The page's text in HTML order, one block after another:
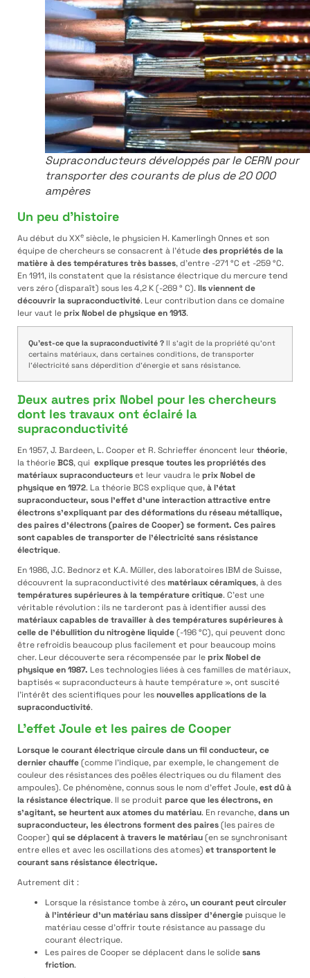
Supraconducteurs développés par le CERN pour
transporter des courants de plus de 20 000
ampères
Un peu d’histoire
Au début du XXe siècle, le physicien H. Kamerlingh Onnes et son
équipe de chercheurs se consacrent à l’étudedes propriétés de la
matière à des températures très basses, d’entre -271 °C et -259 °C.
En 1911, ils constatent que la résistance électrique du mercure tend
vers zéro (disparaît) sous les 4,2 K (-269 ° C).Ils viennent de
découvrir la supraconductivité. Leur contribution dans ce domaine
leur vaut leprix Nobel de physique en 1913.
Qu’est-ce que la supraconductivité ? Il s’agit de la propriété qu’ont
certains matériaux, dans certaines conditions, de transporter
l’électricité sans déperdition d’énergie et sans résistance.
Deux autres prix Nobel pour les chercheurs
dont les travaux ont éclairé la
supraconductivité
En 1957, J. Bardeen, L. Cooper et R. Schrieffer énoncent leur théorie,
la théorieBCS, qui explique presque toutes les propriétés des
matériaux supraconducteurset leur vaudra leprix Nobel de
physique en 1972. La théorie BCS explique que,à l’état
supraconducteur, sous l’effet d’une interaction attractive entre
électrons s’expliquant par des déformations du réseau métallique,
des paires d’électrons (paires de Cooper) se forment. Ces paires
sont capables de transporter de l’électricité sans résistance
électrique.
En 1986, J.C. Bednorz et K.A. Müller, des laboratoires IBM de Suisse,
découvrent la supraconductivité desmatériaux céramiques, à des
températures supérieures à la température critique. C’est une
véritable révolution : ils ne tarderont pas à identifier aussi des
matériaux capables de travailler à des températures supérieures à
celle de l’ébullition du nitrogène liquide(-196 °C), qui peuvent donc
être refroidis beaucoup plus facilement et pour beaucoup moins
cher. Leur découverte sera récompensée par leprix Nobel de
physique en 1987. Les technologies liées à ces familles de matériaux,
baptisés « supraconducteurs à haute température », ont suscité
l’intérêt des scientifiques pour lesnouvelles applications de la
supraconductivité.
L’effet Joule et les paires de Cooper
Lorsque le courant électrique circule dans un fil conducteur, ce
dernier chauffe(comme l’indique, par exemple, le changement de
couleur des résistances des poêles électriques ou du filament des
ampoules). Ce phénomène, connus sous le nom d’effet Joule,est dû à
la résistance électrique. Il se produit parce que les électrons, en
s’agitant, se heurtent aux atomes du matériau. En revanche,dans un
supraconducteur, les électrons forment des paires(les paires de
Cooper) qui se déplacent à travers le matériau(en se synchronisant
entre elles et avec les oscillations des atomes) et transportent le
courant sans résistance électrique.
Autrement dit :
Lorsque la résistance tombe à zéro, un courant peut circuler
à l’intérieur d’un matériau sans dissiper d’énergie puisque le
matériau cesse d’offrir toute résistance au passage du
courant électrique.
Les paires de Cooper se déplacent dans le solidesans
friction.